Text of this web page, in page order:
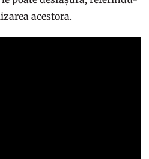
acestora.